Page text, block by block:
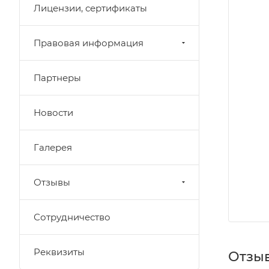
Лицензии, сертификаты
Правовая информация
Партнеры
Новости
Галерея
Отзывы
Сотрудничество
Реквизиты